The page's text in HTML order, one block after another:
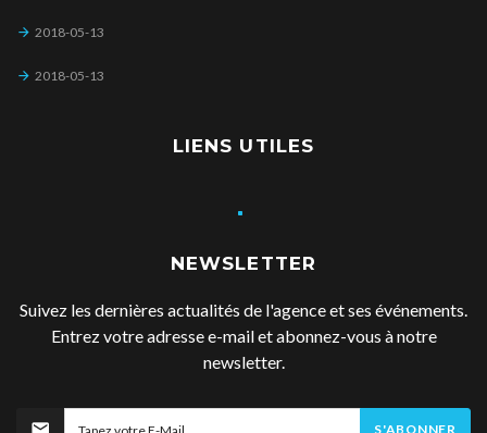
2018-05-13
2018-05-13
LIENS UTILES
NEWSLETTER
Suivez les dernières actualités de l'agence et ses événements.
Entrez votre adresse e-mail et abonnez-vous à notre
newsletter.
S'ABONNER